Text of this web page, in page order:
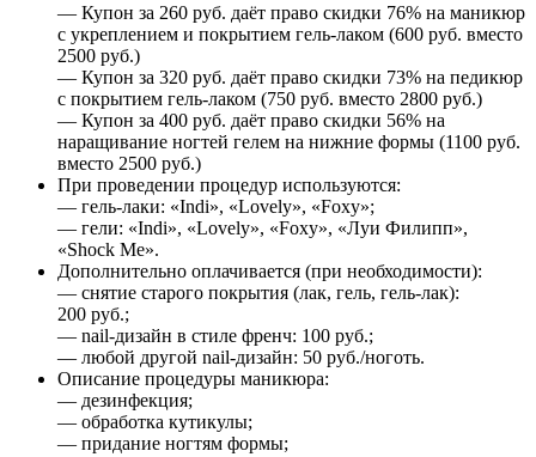
— Купон за 260 руб. даёт право скидки 76% на маникюр
с укреплением и покрытием гель-лаком (600 руб. вместо
2500 руб.)
— Купон за 320 руб. даёт право скидки 73% на педикюр
с покрытием гель-лаком (750 руб. вместо 2800 руб.)
— Купон за 400 руб. даёт право скидки 56% на
наращивание ногтей гелем на нижние формы (1100 руб.
вместо 2500 руб.)
При проведении процедур используются:
— гель-лаки: «Indi», «Lovely», «Foxy»;
— гели: «Indi», «Lovely», «Foxy», «Луи Филипп»,
«Shock Me».
Дополнительно оплачивается (при необходимости):
— снятие старого покрытия (лак, гель, гель-лак):
200 руб.;
— nail-дизайн в стиле френч: 100 руб.;
— любой другой nail-дизайн: 50 руб./ноготь.
Описание процедуры маникюра:
— дезинфекция;
— обработка кутикулы;
— придание ногтям формы;